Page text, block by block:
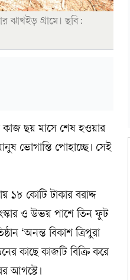
গ্রামে। ছবি:
কাজ ছয় মাসে শেষ হওয়ার
ভোগান্তি পোহাচ্ছে। সেই
১৮ কোটি টাকার বরাদ্দ
ও উভয় পাশে তিন ফুট
‘অনন্ত বিকাশ ত্রিপুরা
কাছে কাজটি বিক্রি করে
আগস্টে।